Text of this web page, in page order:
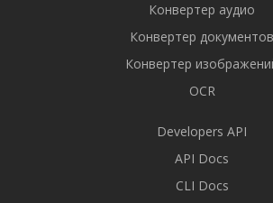
Конвертер аудио
Конвертер документов
Конвертер
OCR
Developers API
API Docs
CLI Docs